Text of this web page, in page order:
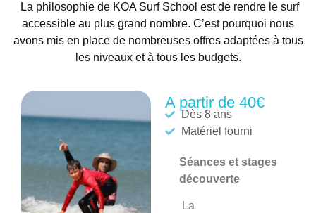
La philosophie de KOA Surf School est de rendre le surf
accessible au plus grand nombre. C’est pourquoi nous
avons mis en place de nombreuses offres adaptées à tous
les niveaux et à tous les budgets.
A partir de 40€
Dès 8 ans
Matériel fourni
Séances et stages
découverte
La